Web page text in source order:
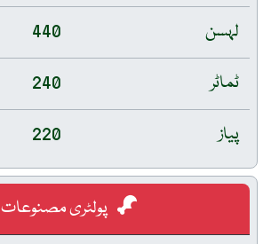
لہسن
440
ٹماٹر
240
پیاز
220
پولٹری مصنوعات